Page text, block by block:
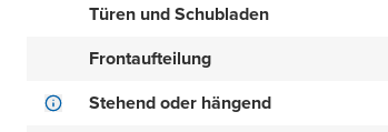
Türen und Schubladen
Frontaufteilung
Stehend oder hängend